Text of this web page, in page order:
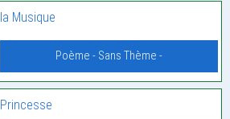
la Musique
Poème - Sans Thème -
Princesse